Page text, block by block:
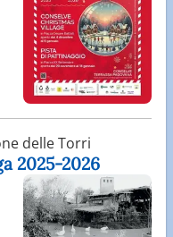
delle Torri
2025-2026